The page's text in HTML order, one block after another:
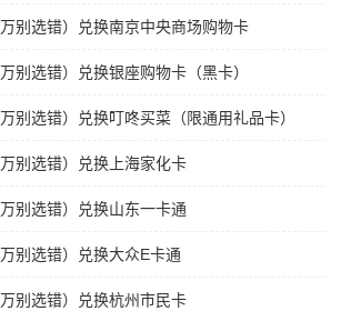
别选错）兑换南京中央商场购物卡
别选错）兑换银座购物卡（黑卡）
别选错）兑换叮咚买菜（限通用礼品卡）
别选错）兑换上海家化卡
别选错）兑换山东一卡通
别选错）兑换大众E卡通
别选错）兑换杭州市民卡